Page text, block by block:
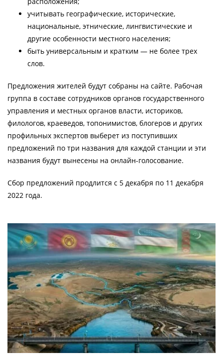
учитывать географические, исторические,
национальные, этнические, лингвистические и
другие особенности местного населения;
быть универсальным и кратким — не более трех
слов.
Предложения жителей будут собраны на сайте. Рабочая
группа в составе сотрудников органов государственного
управления и местных органов власти, историков,
филологов, краеведов, топонимистов, блогеров и других
профильных экспертов выберет из поступивших
предложений по три названия для каждой станции и эти
названия будут вынесены на онлайн-голосование.
Сбор предложений продлится с 5 декабря по 11 декабря
2022 года.